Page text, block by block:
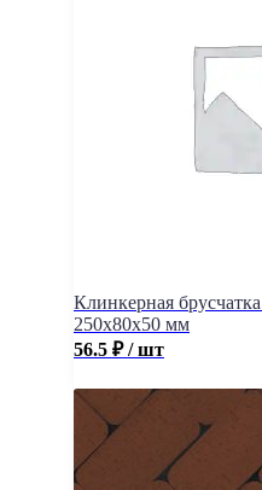
Клинкерная
250x80x50 мм
56.5 ₽ / шт